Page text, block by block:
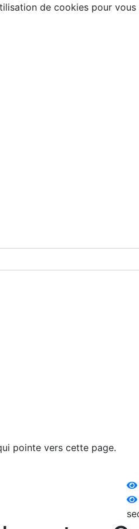
de cookies pour
pointe vers cette page.